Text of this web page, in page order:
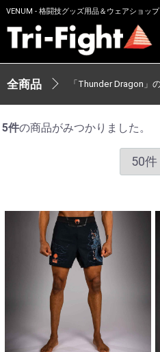
VENUM - 格闘技グッズ用品＆ウェアショップ
全商品 「Thunder Dragon」
5件の商品がみつかりました。